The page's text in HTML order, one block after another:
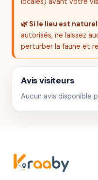
🌿 Si le lieu est naturel
autorisés, ne laissez
perturber la faune et
Avis visiteurs
Aucun avis disponible